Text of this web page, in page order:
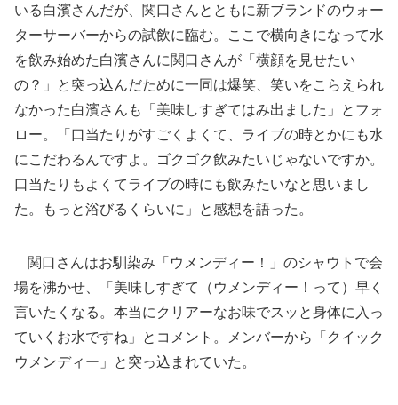
いる白濱さんだが、関口さんとともに新ブランドのウォー
ターサーバーからの試飲に臨む。ここで横向きになって水
を飲み始めた白濱さんに関口さんが「横顔を見せたい
の？」と突っ込んだために一同は爆笑、笑いをこらえられ
なかった白濱さんも「美味しすぎてはみ出ました」とフォ
ロー。「口当たりがすごくよくて、ライブの時とかにも水
にこだわるんですよ。ゴクゴク飲みたいじゃないですか。
口当たりもよくてライブの時にも飲みたいなと思いまし
た。もっと浴びるくらいに」と感想を語った。
関口さんはお馴染み「ウメンディー！」のシャウトで会
場を沸かせ、「美味しすぎて（ウメンディー！って）早く
言いたくなる。本当にクリアーなお味でスッと身体に入っ
ていくお水ですね」とコメント。メンバーから「クイック
ウメンディー」と突っ込まれていた。